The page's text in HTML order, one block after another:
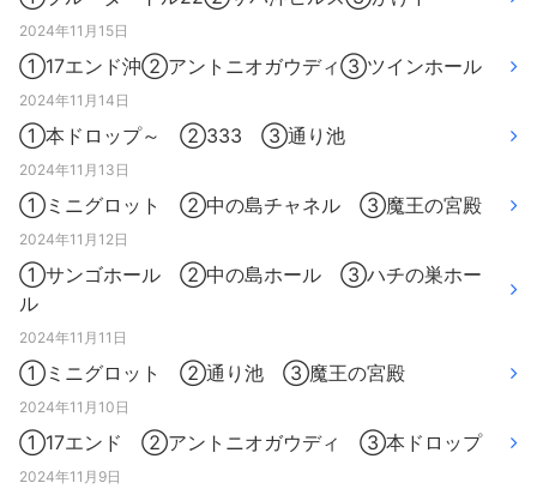
2024年11月15日
①17エンド沖②アントニオガウディ③ツインホール
2024年11月14日
①本ドロップ～ ②333 ③通り池
2024年11月13日
①ミニグロット ②中の島チャネル ③魔王の宮殿
2024年11月12日
①サンゴホール ②中の島ホール ③ハチの巣ホー
ル
2024年11月11日
①ミニグロット ②通り池 ③魔王の宮殿
2024年11月10日
①17エンド ②アントニオガウディ ③本ドロップ
2024年11月9日